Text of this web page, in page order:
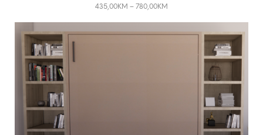
435,00KM – 780,00KM